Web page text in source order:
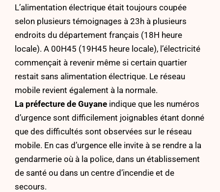
L’alimentation électrique était toujours coupée
selon plusieurs témoignages à 23h à plusieurs
endroits du département français (18H heure
locale). A 00H45 (19H45 heure locale), l’électricité
commençait à revenir même si certain quartier
restait sans alimentation électrique. Le réseau
mobile revient également à la normale.
La préfecture de Guyane indique que les numéros
d’urgence sont difficilement joignables étant donné
que des difficultés sont observées sur le réseau
mobile. En cas d’urgence elle invite à se rendre a la
gendarmerie où à la police, dans un établissement
de santé ou dans un centre d’incendie et de
secours.